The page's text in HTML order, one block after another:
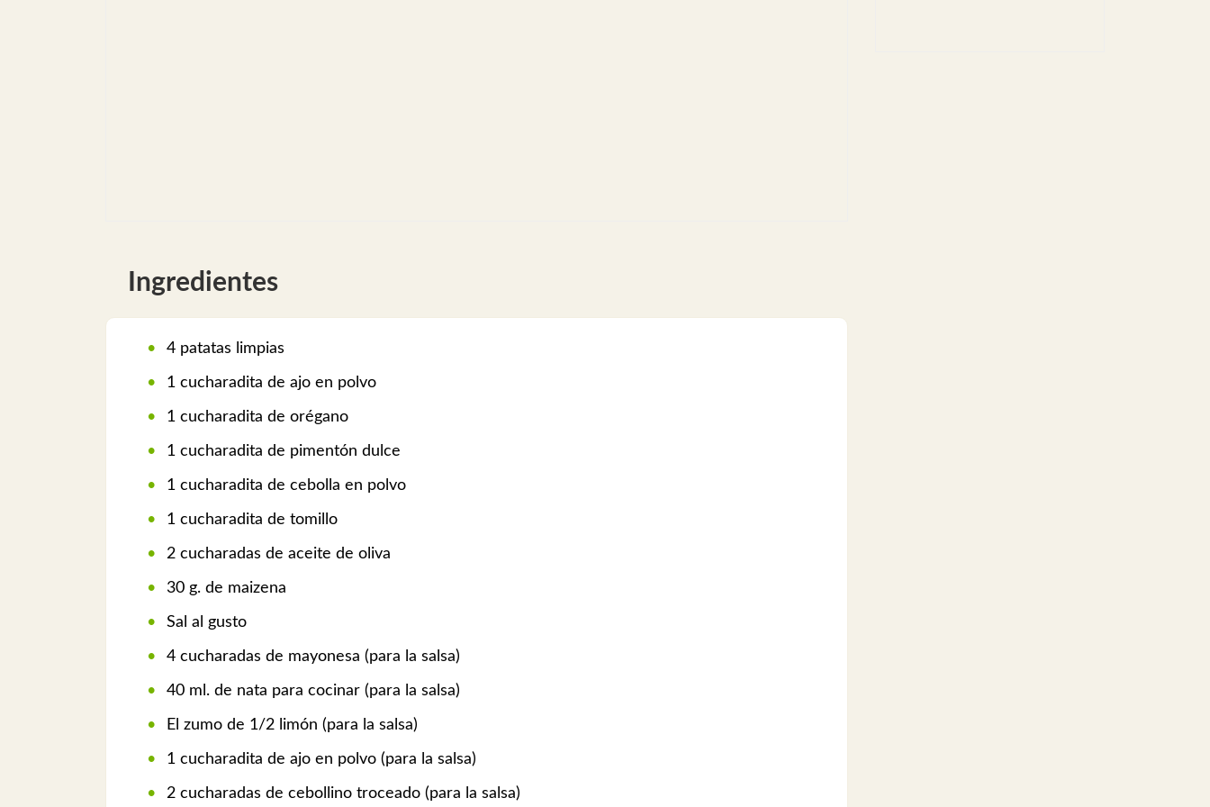
Ingredientes
4 patatas limpias
1 cucharadita de ajo en polvo
1 cucharadita de orégano
1 cucharadita de pimentón dulce
1 cucharadita de cebolla en polvo
1 cucharadita de tomillo
2 cucharadas de aceite de oliva
30 g. de maizena
Sal al gusto
4 cucharadas de mayonesa (para la salsa)
40 ml. de nata para cocinar (para la salsa)
El zumo de 1/2 limón (para la salsa)
1 cucharadita de ajo en polvo (para la salsa)
2 cucharadas de cebollino troceado (para la salsa)